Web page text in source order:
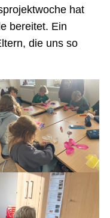
hat
bereitet. Ein
die uns so